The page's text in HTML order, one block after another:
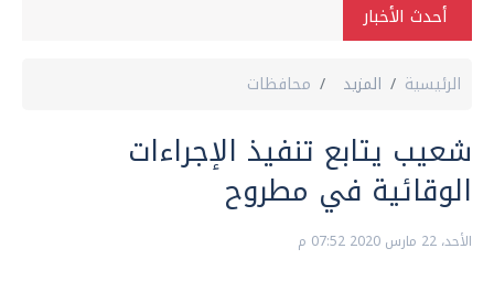
أحدث الأخبار
الرئيسية المزيد محافظات
شعيب يتابع تنفيذ الإجراءات
الوقائية في مطروح
الأحد، 22 مارس 2020 07:52 م